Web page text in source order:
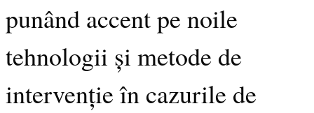
punând accent pe noile
tehnologii și metode de
intervenție în cazurile de